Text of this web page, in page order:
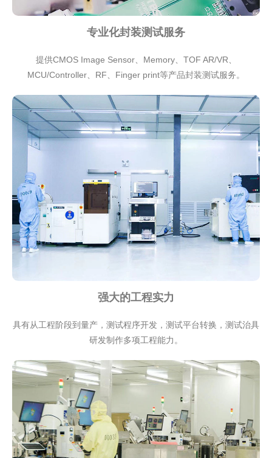
专业化封装测试服务
提供CMOS Image Sensor、Memory、TOF AR/VR、
MCU/Controller、RF、Finger print等产品封装测试服务。
强大的工程实力
具有从工程阶段到量产，测试程序开发，测试平台转换，测试治具
研发制作多项工程能力。